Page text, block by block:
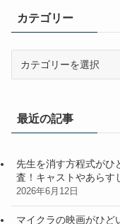
カテゴリー
ー最近の記事
先生を消す方程式がひ
査！キャストやあらす
2026年6月12日
マイクラの映画がひど